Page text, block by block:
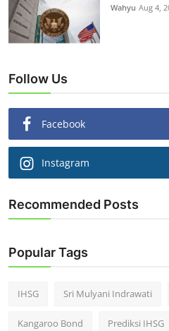
Wahyu Aug 4,
Follow Us
Facebook
Instagram
Recommended Posts
Popular Tags
IHSG Sri Mulyani Indrawati
Kangaroo Bond Prediksi IHSG